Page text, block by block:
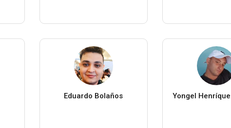
Eduardo Bolaños Yongel